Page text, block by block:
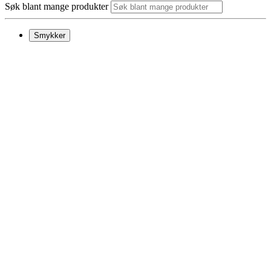
Søk blant mange produkter
Smykker